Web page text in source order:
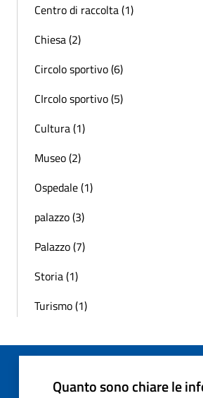
Centro di raccolta (1)
Chiesa (2)
Circolo sportivo (6)
CIrcolo sportivo (5)
Cultura (1)
Museo (2)
Ospedale (1)
palazzo (3)
Palazzo (7)
Storia (1)
Turismo (1)
Quanto sono chiare le